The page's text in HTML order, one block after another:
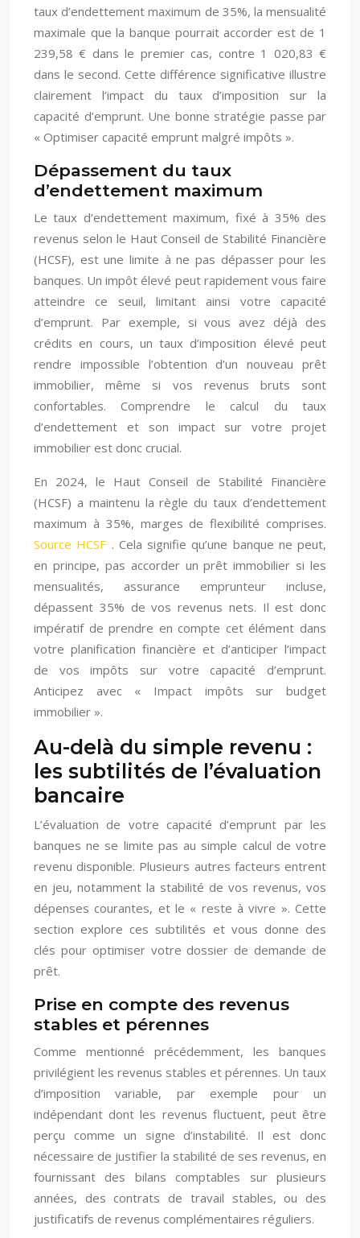
taux d’endettement maximum de 35%, la mensualité
maximale que la banque pourrait accorder est de 1
239,58 € dans le premier cas, contre 1 020,83 €
dans le second. Cette différence significative illustre
clairement l’impact du taux d’imposition sur la
capacité d’emprunt. Une bonne stratégie passe par
« Optimiser capacité emprunt malgré impôts ».
Dépassement du taux
d’endettement maximum
Le taux d’endettement maximum, fixé à 35% des
revenus selon le Haut Conseil de Stabilité Financière
(HCSF), est une limite à ne pas dépasser pour les
banques. Un impôt élevé peut rapidement vous faire
atteindre ce seuil, limitant ainsi votre capacité
d’emprunt. Par exemple, si vous avez déjà des
crédits en cours, un taux d’imposition élevé peut
rendre impossible l’obtention d’un nouveau prêt
immobilier, même si vos revenus bruts sont
confortables. Comprendre le calcul du taux
d’endettement et son impact sur votre projet
immobilier est donc crucial.
En 2024, le Haut Conseil de Stabilité Financière
(HCSF) a maintenu la règle du taux d’endettement
maximum à 35%, marges de flexibilité comprises.
Source HCSF . Cela signifie qu’une banque ne peut,
en principe, pas accorder un prêt immobilier si les
mensualités, assurance emprunteur incluse,
dépassent 35% de vos revenus nets. Il est donc
impératif de prendre en compte cet élément dans
votre planification financière et d’anticiper l’impact
de vos impôts sur votre capacité d’emprunt.
Anticipez avec « Impact impôts sur budget
immobilier ».
Au-delà du simple revenu :
les subtilités de l’évaluation
bancaire
L’évaluation de votre capacité d’emprunt par les
banques ne se limite pas au simple calcul de votre
revenu disponible. Plusieurs autres facteurs entrent
en jeu, notamment la stabilité de vos revenus, vos
dépenses courantes, et le « reste à vivre ». Cette
section explore ces subtilités et vous donne des
clés pour optimiser votre dossier de demande de
prêt.
Prise en compte des revenus
stables et pérennes
Comme mentionné précédemment, les banques
privilégient les revenus stables et pérennes. Un taux
d’imposition variable, par exemple pour un
indépendant dont les revenus fluctuent, peut être
perçu comme un signe d’instabilité. Il est donc
nécessaire de justifier la stabilité de ses revenus, en
fournissant des bilans comptables sur plusieurs
années, des contrats de travail stables, ou des
justificatifs de revenus complémentaires réguliers.